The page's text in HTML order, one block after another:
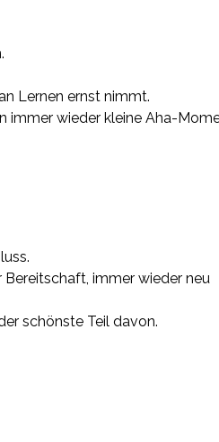
Lernen ernst nimmt.
wieder kleine Aha-
Bereitschaft, immer wieder neu
das der schönste Teil